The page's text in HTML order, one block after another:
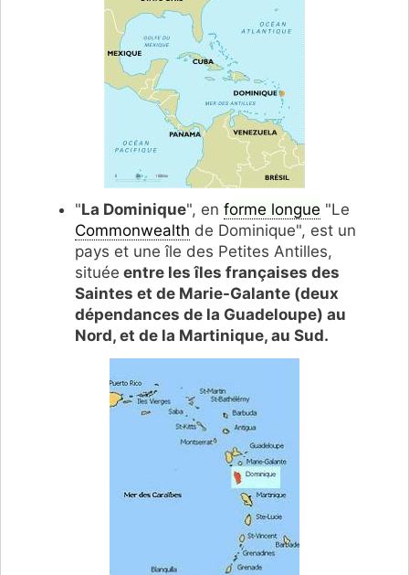
"La Dominique", en forme longue "Le
Commonwealth de Dominique", est un
pays et une île des Petites Antilles,
située entre les îles françaises des
Saintes et de Marie-Galante (deux
dépendances de la Guadeloupe) au
Nord, et de la Martinique, au Sud.